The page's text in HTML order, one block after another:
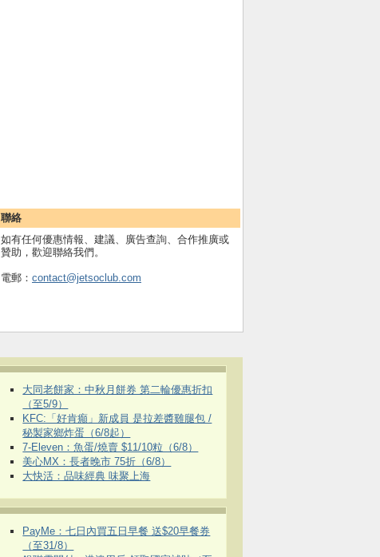
聯絡
如有任何優惠情報、建議、廣告查詢、合作推廣或
贊助，歡迎聯絡我們。
電郵： contact@jetsoclub.com
大同老餅家：中秋月餅券 第二輪優惠折扣
（至5/9）
KFC:「好肯癲」新成員 是拉差醬雞腿包 /
秘製家鄉炸蛋（6/8起）
7-Eleven：魚蛋/燒賣 $11/10粒（6/8）
美心MX：長者晚市 75折（6/8）
大快活：品味經典 味聚上海
PayMe：七日內買五日早餐 送$20早餐券
（至31/8）